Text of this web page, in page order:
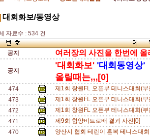
대회화보/동영상
자료수 : 534 건
공지 여러장의 사진을 한번에 올
공지
'대회화보' '대회동영상'
올릴때는,,,[0]
474 제1회 창원FL 오픈부 테니스대회(
473
제1회 창원FL 오픈부 테니스대회(부
472
제1회 창원FL 오픈부 테니스대회(부
471
제9회 함양비트로배 결과 사진[0]
470
양산시 협회 테린이 혼복 테니스대